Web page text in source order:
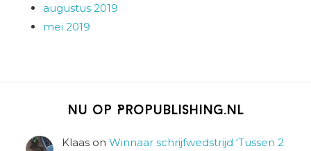
augustus 2019
mei 2019
Nu op Propublishing.nl
Klaas on Winnaar schrijfwedstrijd ‘Tussen 2